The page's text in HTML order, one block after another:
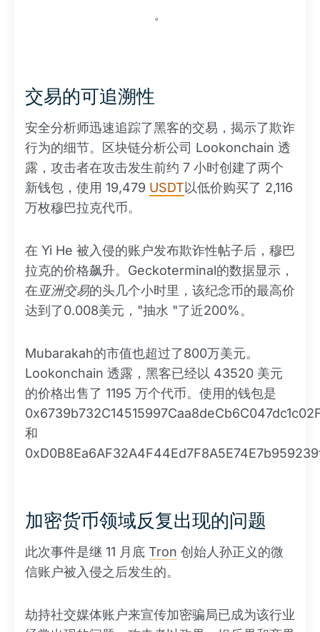
。
交易的可追溯性
安全分析师迅速追踪了黑客的交易，揭示了欺诈
行为的细节。区块链分析公司 Lookonchain 透
露，攻击者在攻击发生前约 7 小时创建了两个
新钱包，使用 19,479 USDT以低价购买了 2,116
万枚穆巴拉克代币。
在 Yi He 被入侵的账户发布欺诈性帖子后，穆巴
拉克的价格飙升。Geckoterminal的数据显示，
在亚洲交易的头几个小时里，该纪念币的最高价
达到了0.008美元，"抽水 "了近200%。
Mubarakah的市值也超过了800万美元。
Lookonchain 透露，黑客已经以 43520 美元
的价格出售了 1195 万个代币。使用的钱包是
和
加密货币领域反复出现的问题
此次事件是继 11 月底 Tron 创始人孙正义的微
信账户被入侵之后发生的。
劫持社交媒体账户来宣传加密骗局已成为该行业